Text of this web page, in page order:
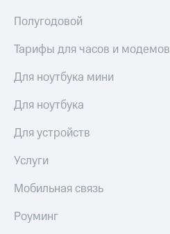
Полугодовой
Тарифы для часов и модемов
Для ноутбука мини
Для ноутбука
Для устройств
Услуги
Мобильная связь
Роуминг